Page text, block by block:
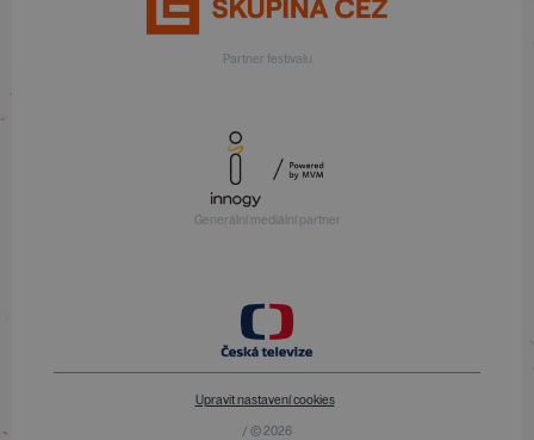
Partner festivalu
Generální mediální partner
Upravit nastavení cookies
/ © 2026